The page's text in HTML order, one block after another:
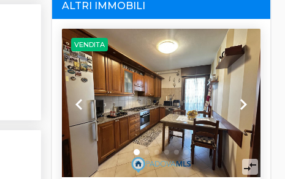
ALTRI IMMOBILI
VENDITA
keyboard_arrow_left keyboard_arrow_right
compare_arrows